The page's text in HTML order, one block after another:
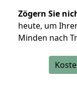
Zögern Sie
heute, um
Minden nach